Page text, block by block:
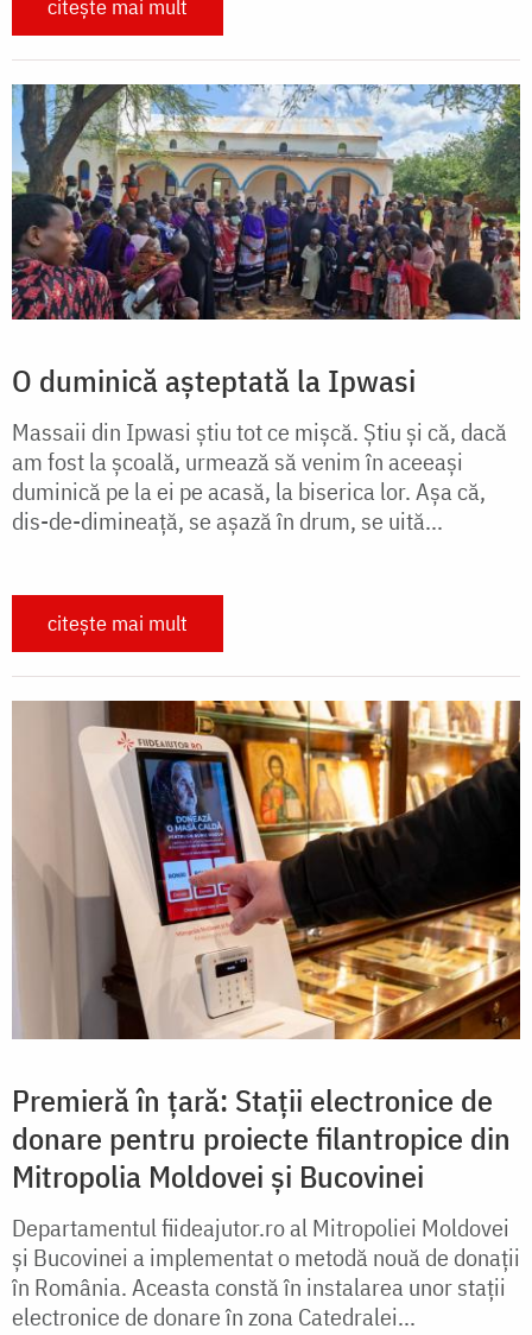
citește mai mult
O duminică așteptată la Ipwasi
Massaii din Ipwasi știu tot ce mișcă. Știu și că, dacă
am fost la școală, urmează să venim în aceeași
duminică pe la ei pe acasă, la biserica lor. Așa că,
dis-de-dimineață, se așază în drum, se uită...
citește mai mult
Premieră în țară: Stații electronice de
donare pentru proiecte filantropice din
Mitropolia Moldovei și Bucovinei
Departamentul fiideajutor.ro al Mitropoliei Moldovei
și Bucovinei a implementat o metodă nouă de donații
în România. Aceasta constă în instalarea unor stații
electronice de donare în zona Catedralei...